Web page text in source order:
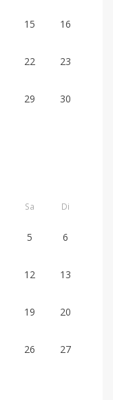
15 16
22 23
29 30
Sa Di
5 6
12 13
19 20
26 27